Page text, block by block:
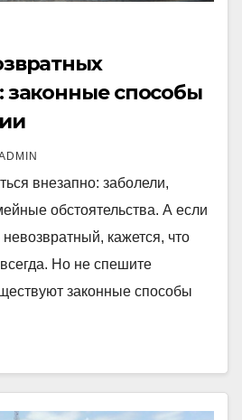
законные способы
внезапно: заболели,
обстоятельства. А если
кажется, что
Но не спешите
законные способы